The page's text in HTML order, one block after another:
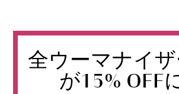
全ウーマナイ
が15% OFF